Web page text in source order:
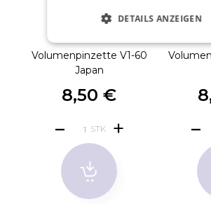
Volumenpinzette V1-60
Japan
8,50 €
STK
DETAILS ANZEIGEN